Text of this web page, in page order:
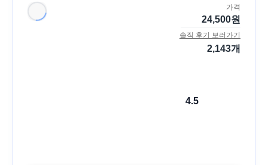
가격
24,500원
솔직 후기 보러가기
2,143개
4.5